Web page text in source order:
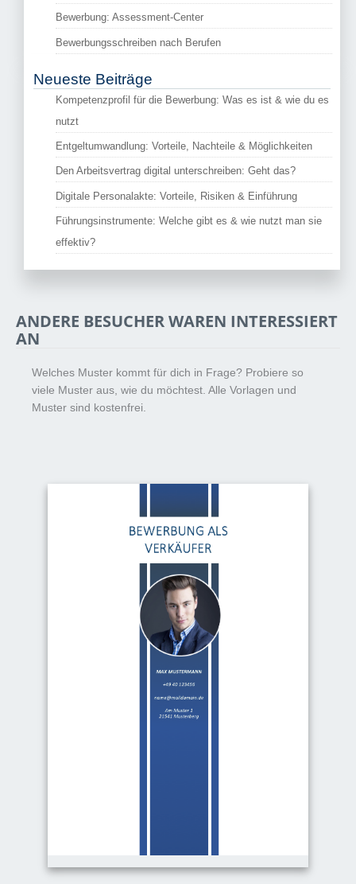
Bewerbung: Assessment-Center
Bewerbungsschreiben nach Berufen
Neueste Beiträge
Kompetenzprofil für die Bewerbung: Was es ist & wie du es
nutzt
Entgeltumwandlung: Vorteile, Nachteile & Möglichkeiten
Den Arbeitsvertrag digital unterschreiben: Geht das?
Digitale Personalakte: Vorteile, Risiken & Einführung
Führungsinstrumente: Welche gibt es & wie nutzt man sie
effektiv?
ANDERE BESUCHER WAREN INTERESSIERT
AN
Welches Muster kommt für dich in Frage? Probiere so
viele Muster aus, wie du möchtest. Alle Vorlagen und
Muster sind kostenfrei.